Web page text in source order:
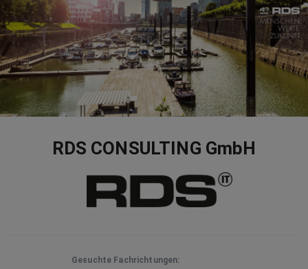
RDS CONSULTING GmbH
Gesuchte Fachrichtungen: